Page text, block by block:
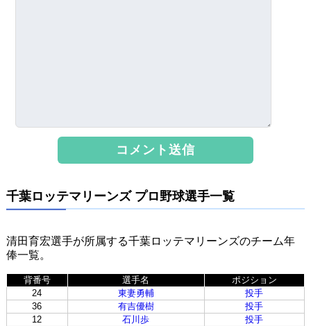
千葉ロッテマリーンズ プロ野球選手一覧
清田育宏選手が所属する千葉ロッテマリーンズのチーム年
俸一覧。
背番号 選手名
ポジション
24
東妻勇輔
投手
36
有吉優樹
投手
12
石川歩
投手